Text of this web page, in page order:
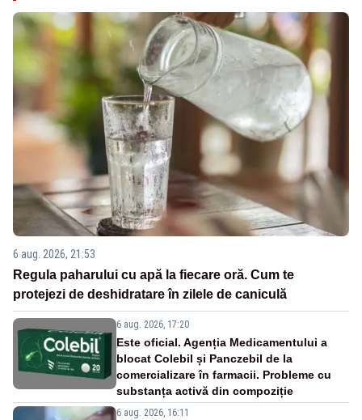
6 aug. 2026, 21:53
Regula paharului cu apă la fiecare oră. Cum te
protejezi de deshidratare în zilele de caniculă
6 aug. 2026, 17:20
Este oficial. Agenția Medicamentului a
blocat Colebil și Panczebil de la
comercializare în farmacii. Probleme cu
substanța activă din compoziție
6 aug. 2026, 16:11